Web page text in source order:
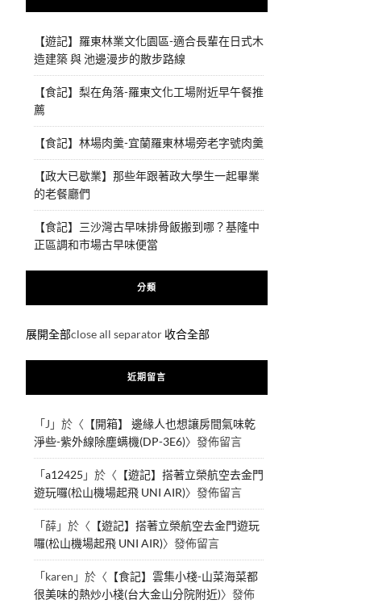
【遊記】羅東林業文化園區-適合長輩在日式木
造建築 與 池邊漫步的散步路線
【食記】梨在角落-羅東文化工場附近早午餐推
薦
【食記】林場肉羹-宜蘭羅東林場旁老字號肉羹
【政大已歇業】那些年跟著政大學生一起畢業
的老餐廳們
【食記】三沙灣古早味排骨飯搬到哪？基隆中
正區調和市場古早味便當
分類
展開全部close all separator 收合全部
近期留言
「J 」於〈 【開箱】 邊緣人也想讓房間氣味乾
淨些-紫外線除塵螨機(DP-3E6)〉發佈留言
「a12425 」於〈 【遊記】搭著立榮航空去金門
遊玩囉(松山機場起飛 UNI AIR)〉發佈留言
「薛」於〈 【遊記】搭著立榮航空去金門遊玩
囉(松山機場起飛 UNI AIR)〉發佈留言
「karen 」於〈 【食記】雲集小棧-山菜海菜都
很美味的熱炒小棧(台大金山分院附近)〉發佈